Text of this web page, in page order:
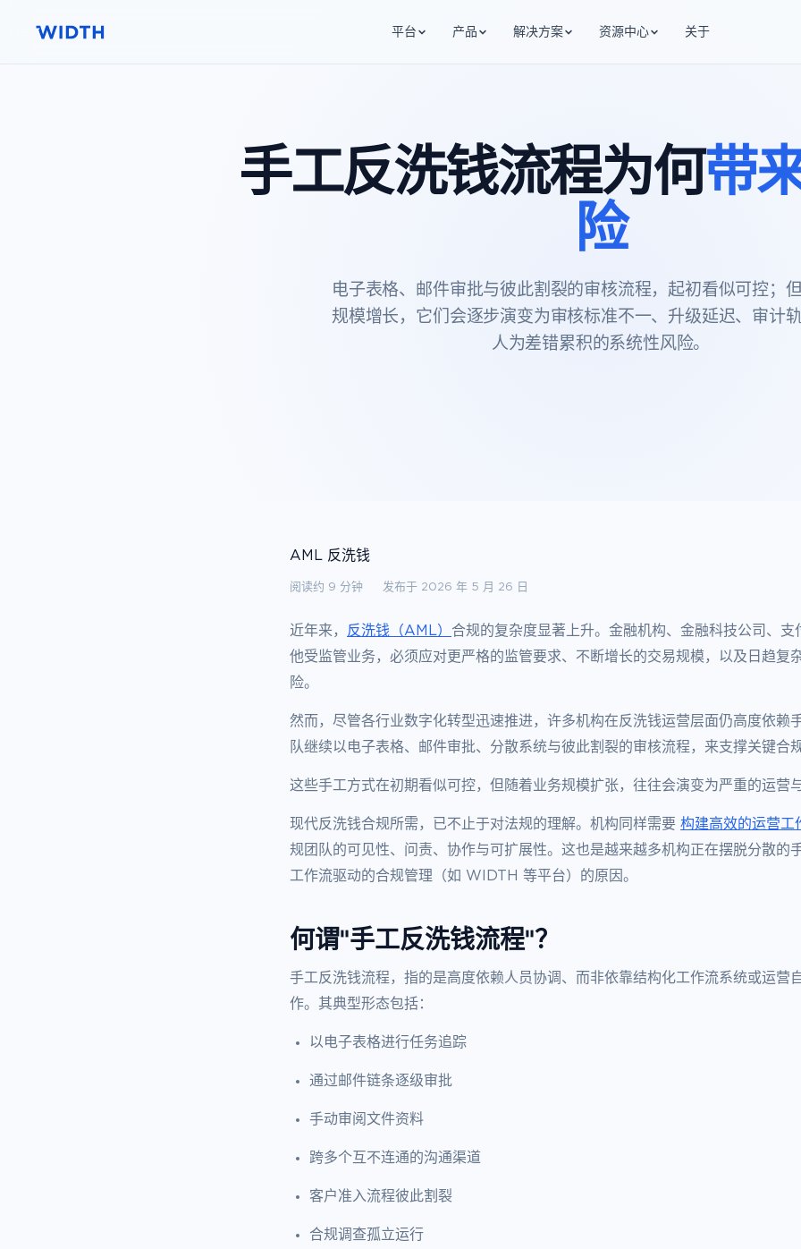
平台 产品 解决方案 资源中心 关于
手工反洗钱流程为何带
险
电子表格、邮件审批与彼此割裂的审核流程，起初看似可控；
规模增长，它们会逐步演变为审核标准不一、升级延迟、审计
人为差错累积的系统性风险。
AML 反洗钱
阅读约 9 分钟 发布于 2026 年 5 月 26 日
近年来， 反洗钱（AML） 合规的复杂度显著上升。金融机构、金融科技公司、支
他受监管业务，必须应对更严格的监管要求、不断增长的交易规模，以及日趋复
险。
然而，尽管各行业数字化转型迅速推进，许多机构在反洗钱运营层面仍高度依赖
队继续以电子表格、邮件审批、分散系统与彼此割裂的审核流程，来支撑关键合
这些手工方式在初期看似可控，但随着业务规模扩张，往往会演变为严重的运营
现代反洗钱合规所需，已不止于对法规的理解。机构同样需要 构建高效的运营工
规团队的可见性、问责、协作与可扩展性。这也是越来越多机构正在摆脱分散的
工作流驱动的合规管理（如 WIDTH 等平台）的原因。
何谓"手工反洗钱流程"？
手工反洗钱流程，指的是高度依赖人员协调、而非依靠结构化工作流系统或运营
作。其典型形态包括：
以电子表格进行任务追踪
通过邮件链条逐级审批
手动审阅文件资料
跨多个互不连通的沟通渠道
客户准入流程彼此割裂
合规调查孤立运行